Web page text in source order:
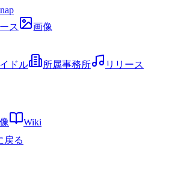
ス 画像
ドル 所属事務所 リリース
Wiki
戻る